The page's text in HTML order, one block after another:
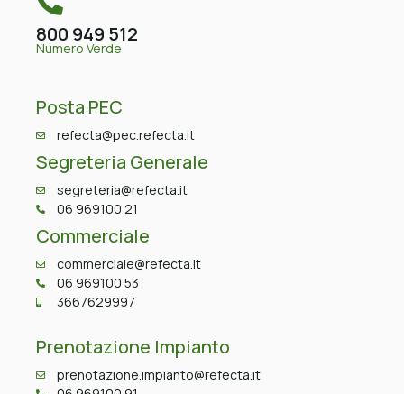
800 949 512
Numero Verde
Posta PEC
refecta@pec.refecta.it
Segreteria Generale
segreteria@refecta.it
06 969100 21
Commerciale
commerciale@refecta.it
06 969100 53
3667629997
Prenotazione Impianto
prenotazione.impianto@refecta.it